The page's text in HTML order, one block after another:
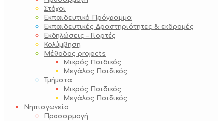
Στόχοι
Εκπαιδευτικό Πρόγραμμα
Εκπαιδευτικές Δραστηριότητες & εκδρομές
Εκδηλώσεις – Γιορτές
Κολύμβηση
Μέθοδος projects
Μικρός Παιδικός
Μεγάλος Παιδικός
Τμήματα
Μικρός Παιδικός
Μεγάλος Παιδικός
Νηπιαγωγείο
Προσαρμογή